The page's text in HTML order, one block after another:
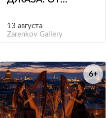
ЭЛЛИНГТОНА ДО
СИНАТРЫ И ЧИКА
13 августа
Zarenkov Gallery
6+